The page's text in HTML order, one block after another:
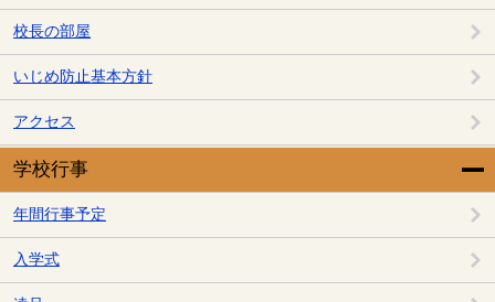
校長の部屋
いじめ防止基本方針
アクセス
学校行事
年間行事予定
入学式